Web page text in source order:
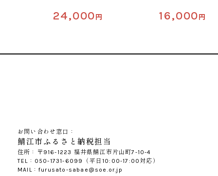
24,000円 16,000円
お問い合わせ窓口：
鯖江市ふるさと納税担当
住所：〒916-1223 福井県鯖江市片山町7-10-4
TEL：050-1731-6099（平日10:00-17:00対応）
MAIL：furusato-sabae@soe.or.jp